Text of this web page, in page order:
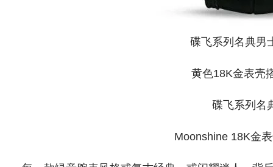
碟飞系列名典男
黄色18K金表壳
碟飞系列名
Moonshine 18K金